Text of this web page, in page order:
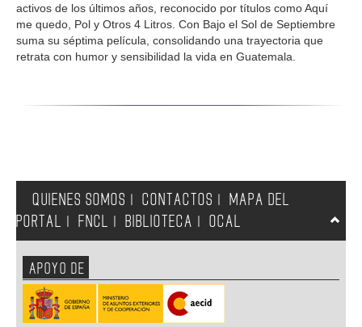
activos de los últimos años, reconocido por títulos como Aquí
me quedo, Pol y Otros 4 Litros. Con Bajo el Sol de Septiembre
suma su séptima película, consolidando una trayectoria que
retrata con humor y sensibilidad la vida en Guatemala.
QUIENES SOMOS CONTACTOS
MAPA DEL
PORTAL
FNCL BIBLIOTECA OCAL
APOYO DE